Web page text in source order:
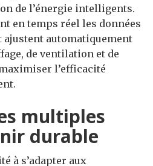
de l’énergie intelligents.
en temps réel les données
automatiquement
de ventilation et de
l’efficacité
multiples
durable
à s’adapter aux